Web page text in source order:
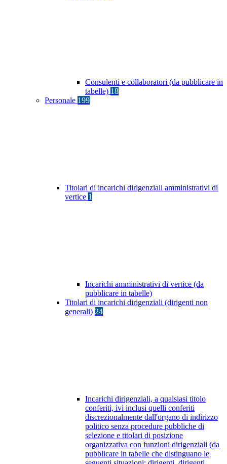
Consulenti e collaboratori (da pubblicare in
tabelle) 18
Personale 199
Titolari di incarichi dirigenziali amministrativi di
vertice 1
Incarichi amministrativi di vertice (da
pubblicare in tabelle)
Titolari di incarichi dirigenziali (dirigenti non
generali) 24
Incarichi dirigenziali, a qualsiasi titolo
conferiti, ivi inclusi quelli conferiti
discrezionalmente dall'organo di indirizzo
politico senza procedure pubbliche di
selezione e titolari di posizione
organizzativa con funzioni dirigenziali (da
pubblicare in tabelle che distinguano le